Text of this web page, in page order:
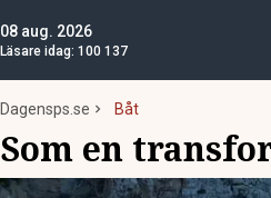
08 aug. 2026
Läsare idag: 100 137
Dagensps.se Båt
Som en